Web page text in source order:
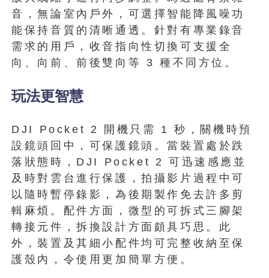
音，無論室內戶外，可選擇智能降風噪功
能保持音質的清晰通透。針對有專業錄音
需求的用戶，收音指向性切換可支援全
向、向前、前後雙向等 3 種不同方位。
玩法更智慧
DJI Pocket 2 開機只需 1 秒，關機時預
設鏡頭回中，可保護鏡頭。當裝置處於跌
落狀態時，DJI Pocket 2 可迅速感應並
及時對雲台進行保護，拍攝影片過程中可
以隨時暫停錄影，為後期製作免去許多剪
輯麻煩。配件方面，微型的可拆式三腳架
轉接元件，拆換設計方面頗具巧思。此
外，裝置及其細小配件均可完整收納至保
護殼內，令使用更加簡單方便。